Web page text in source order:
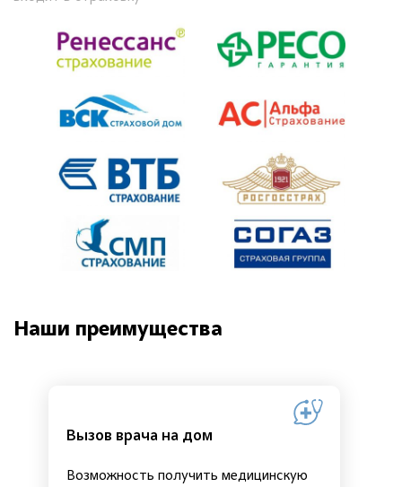
Наши преимущества
Вызов врача на дом
Возможность получить медицинскую